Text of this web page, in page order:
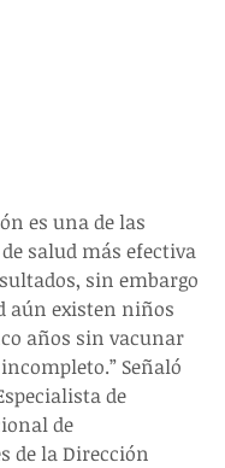
es una de las
salud más efectiva
sin embargo
aún existen niños
años sin vacunar
Señaló
de
de
de la Dirección